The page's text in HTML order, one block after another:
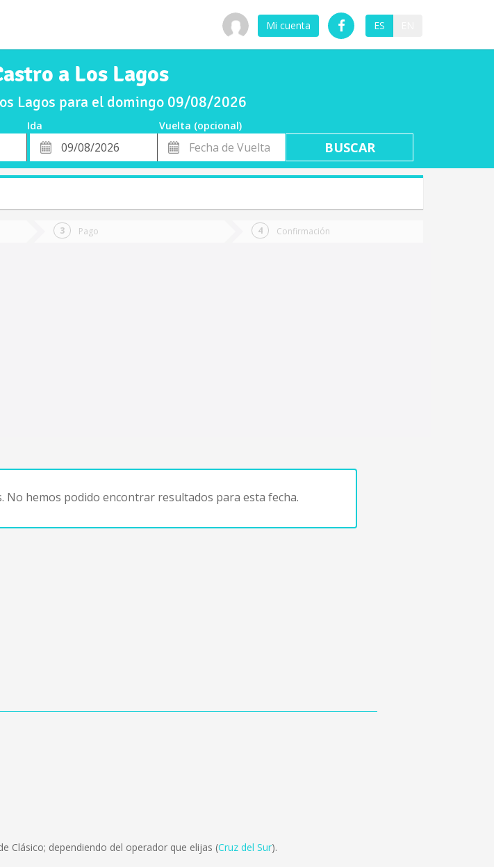
Mi cuenta ES
a Los Lagos
Lagos para el domingo 09/08/2026
Ida
Vuelta (opcional)
Fecha
de
Fecha
de
Vuelta
Pago Confirmación
No hemos podido encontrar resultados para esta fecha.
Clásico; dependiendo del operador que elijas (Cruz del Sur).